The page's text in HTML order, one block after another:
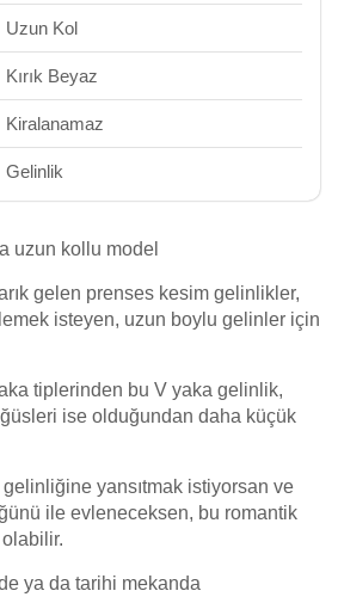
Uzun Kol
Kırık Beyaz
Kiralanamaz
Gelinlik
uzun kollu model
gelen prenses kesim gelinlikler,
isteyen, uzun boylu gelinler için
tiplerinden bu V yaka gelinlik,
ise olduğundan daha küçük
gelinliğine yansıtmak istiyorsan ve
ile evleneceksen, bu romantik
ya da tarihi mekanda